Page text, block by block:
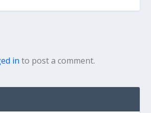
in to post a comment.